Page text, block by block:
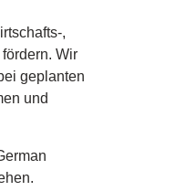
,
Wir
geplanten
und